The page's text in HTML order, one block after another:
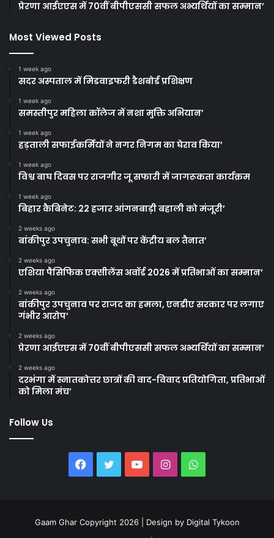
प्रेरणा आईएएस में 70वीं बीपीएससी सफल अभ्यर्थियों का सम्मान’
Most Viewed Posts
1 week ago
सदर अस्पताल में मिडवाइफरी डैशबोर्ड प्रशिक्षण
1 week ago
समस्तीपुर महिला कॉलेज में नशा मुक्ति अभियान’
1 week ago
हड़ताली सफाईकर्मियों ने नगर निगम का घेराव किया’
1 week ago
विश्व बाघ दिवस पर राजगीर जू सफारी में जागरूकता कार्यक्रम
1 week ago
बिहार कैबिनेट: 22 हजार आंगनबाड़ी बहाली को मंजूरी’
2 weeks ago
बांकीपुर उपचुनाव: सभी बूथों पर केंद्रीय बल तैनात’
2 weeks ago
एशिया पैसिफिक एक्सीलेंस अवॉर्ड 2026 में प्रतिभाओं का सम्मान’
2 weeks ago
बांकीपुर उपचुनाव पर राजद का हमला, एनडीए सरकार पर लगाए
गंभीर आरोप’
2 weeks ago
प्रेरणा आईएएस में 70वीं बीपीएससी सफल अभ्यर्थियों का सम्मान’
2 weeks ago
दरभंगा में स्नातकोत्तर छात्रों की वाद-विवाद प्रतियोगिता, प्रतिभाओं
को मिला मंच’
Follow Us
Facebook
TwitterYouTubeInstagramWhatsApp
Gaam Ghar Copyright 2026 | Design by Digital Tykoon